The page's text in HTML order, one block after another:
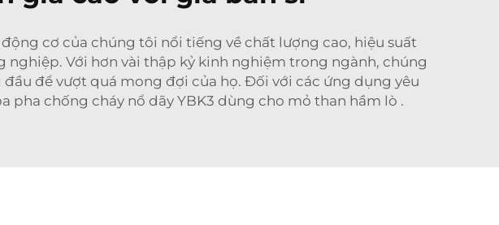
cơ của chúng tôi nổi tiếng về chất lượng cao, hiệu suất
Với hơn vài thập kỷ kinh nghiệm trong ngành, chúng
để vượt quá mong đợi của họ. Đối với các ứng dụng yêu
pha chống cháy nổ dãy YBK3 dùng cho mỏ than hầm lò .